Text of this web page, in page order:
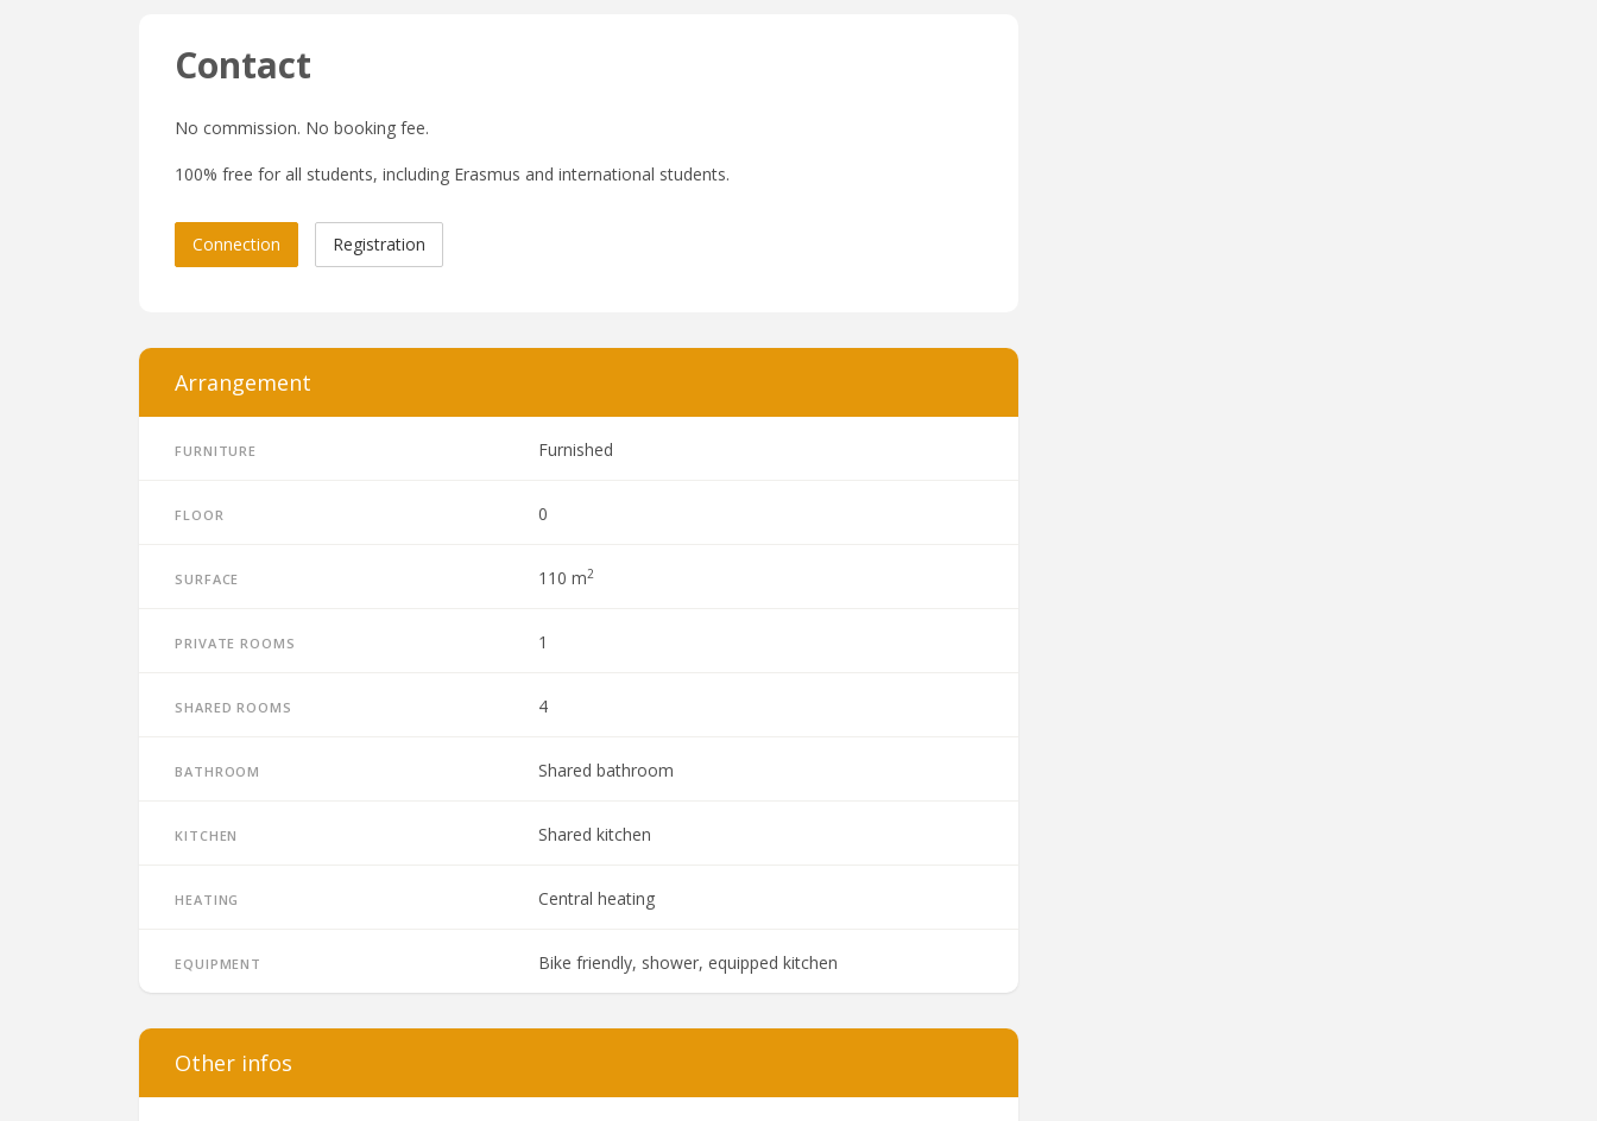
Contact
No commission. No booking fee.
100% free for all students, including Erasmus and international students.
Connection Registration
Arrangement
Furniture Furnished
Floor 0
Surface 110 m2
Private rooms 1
Shared rooms 4
Bathroom Shared bathroom
Kitchen Shared kitchen
Heating Central heating
Equipment Bike friendly, shower, equipped kitchen
Other infos